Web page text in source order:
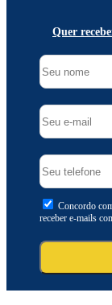
Quer
Concordo
receber e-mails